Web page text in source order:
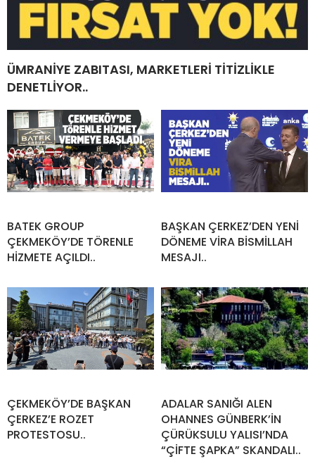
ÜMRANİYE ZABITASI, MARKETLERİ TİTİZLİKLE
DENETLİYOR..
BATEK GROUP
ÇEKMEKÖY’DE TÖRENLE
HİZMETE AÇILDI..
BAŞKAN ÇERKEZ’DEN YENİ
DÖNEME VİRA BİSMİLLAH
MESAJI..
ÇEKMEKÖY’DE BAŞKAN
ÇERKEZ’E ROZET
PROTESTOSU..
ADALAR SANIĞI ALEN
OHANNES GÜNBERK’İN
ÇÜRÜKSULU YALISI’NDA
“ÇİFTE ŞAPKA” SKANDALI..